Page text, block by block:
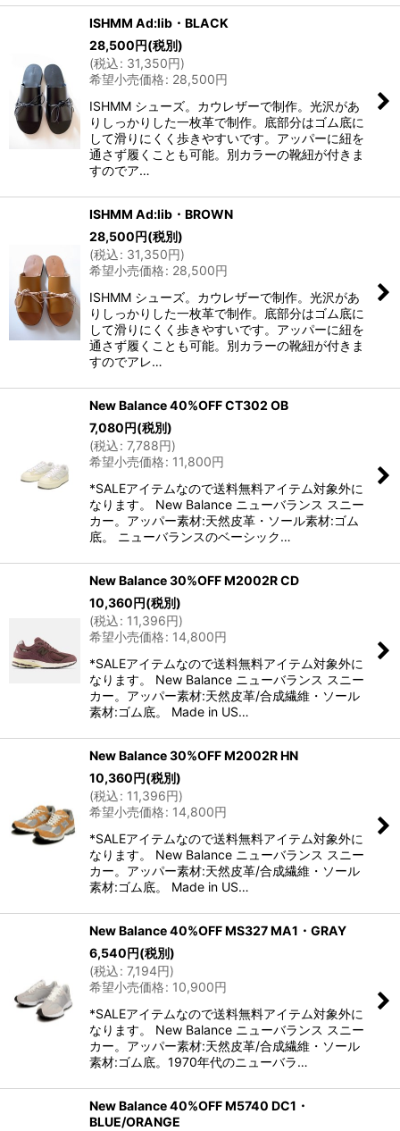
ISHMM Ad:lib・BLACK
28,500円(税別)
(税込: 31,350円)
希望小売価格: 28,500円
ISHMM シューズ。カウレザーで制作。光沢があ
りしっかりした一枚革で制作。底部分はゴム底に
して滑りにくく歩きやすいです。アッパーに紐を
通さず履くことも可能。別カラーの靴紐が付きま
すのでア…
ISHMM Ad:lib・BROWN
28,500円(税別)
(税込: 31,350円)
希望小売価格: 28,500円
ISHMM シューズ。カウレザーで制作。光沢があ
りしっかりした一枚革で制作。底部分はゴム底に
して滑りにくく歩きやすいです。アッパーに紐を
通さず履くことも可能。別カラーの靴紐が付きま
すのでアレ…
New Balance 40%OFF CT302 OB
7,080円(税別)
(税込: 7,788円)
希望小売価格: 11,800円
*SALEアイテムなので送料無料アイテム対象外に
なります。 New Balance ニューバランス スニー
カー。アッパー素材:天然皮革・ソール素材:ゴム
底。 ニューバランスのベーシック…
New Balance 30%OFF M2002R CD
10,360円(税別)
(税込: 11,396円)
希望小売価格: 14,800円
*SALEアイテムなので送料無料アイテム対象外に
なります。 New Balance ニューバランス スニー
カー。アッパー素材:天然皮革/合成繊維・ソール
素材:ゴム底。 Made in US…
New Balance 30%OFF M2002R HN
10,360円(税別)
(税込: 11,396円)
希望小売価格: 14,800円
*SALEアイテムなので送料無料アイテム対象外に
なります。 New Balance ニューバランス スニー
カー。アッパー素材:天然皮革/合成繊維・ソール
素材:ゴム底。 Made in US…
New Balance 40%OFF MS327 MA1・GRAY
6,540円(税別)
(税込: 7,194円)
希望小売価格: 10,900円
*SALEアイテムなので送料無料アイテム対象外に
なります。 New Balance ニューバランス スニー
カー。アッパー素材:天然皮革/合成繊維・ソール
素材:ゴム底。1970年代のニューバラ…
New Balance 40%OFF M5740 DC1・
BLUE/ORANGE